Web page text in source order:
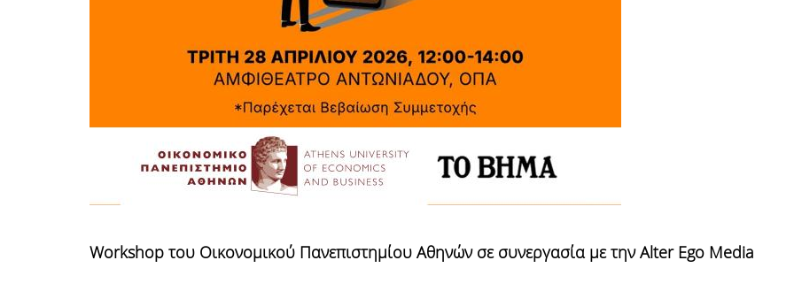
Workshopτου Οικονομικού Πανεπιστημίου Αθηνών σε συνεργασία με την AlterEgoMedia
would definitely do it again.